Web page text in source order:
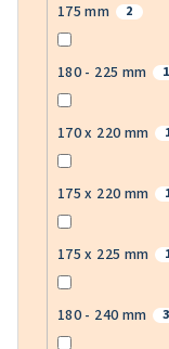
175 mm 2
180 - 225 mm
170 x 220 mm
175 x 220 mm
175 x 225 mm
180 - 240 mm 3